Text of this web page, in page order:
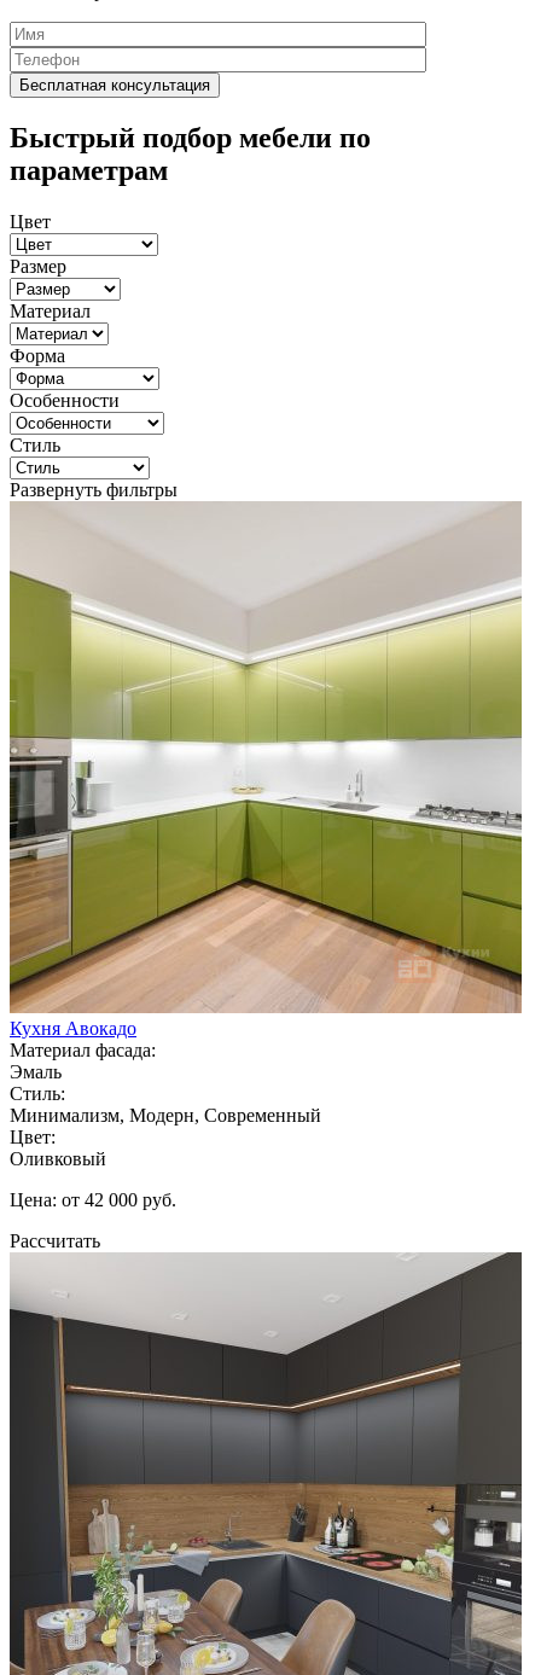
Быстрый подбор мебели по
параметрам
Цвет
Размер
Материал
Форма
Особенности
Стиль
Развернуть фильтры
Кухня Авокадо
Материал фасада:
Эмаль
Стиль:
Минимализм, Модерн, Современный
Цвет:
Оливковый
Цена: от 42 000 руб.
Рассчитать